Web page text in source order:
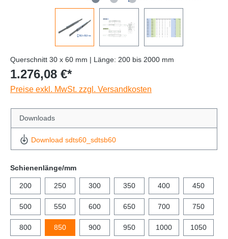
Querschnitt 30 x 60 mm | Länge: 200 bis 2000 mm
1.276,08 €*
Preise exkl. MwSt. zzgl. Versandkosten
Downloads
Download sdts60_sdtsb60
Schienenlänge/mm
200 250 300 350 400 450
500 550 600 650 700 750
800 850 900 950 1000 1050